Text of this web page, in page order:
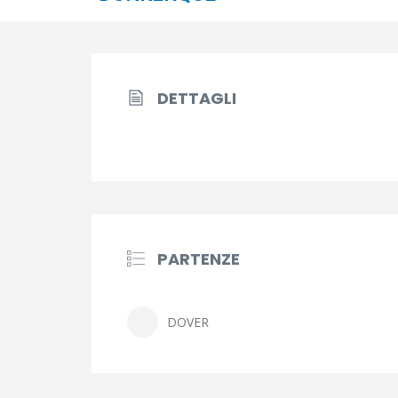
DETTAGLI
PARTENZE
DOVER